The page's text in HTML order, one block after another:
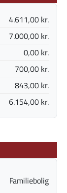
4.611,00 kr.
7.000,00 kr.
0,00 kr.
700,00 kr.
843,00 kr.
6.154,00 kr.
Familiebolig